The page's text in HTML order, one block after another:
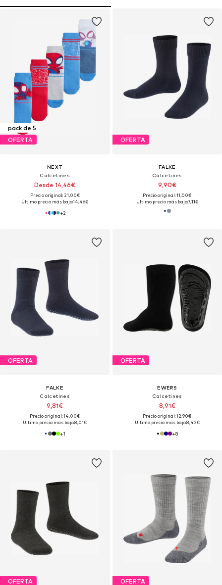
pack de 5
OFERTA
NEXT
Calcetines
Desde 14,46€
Precio original: 21,00€
Último precio más bajo:14,46€
+2
OFERTA
FALKE
Calcetines
9,90€
Precio original: 11,00€
Último precio más bajo:7,11€
OFERTA
FALKE
Calcetines
9,81€
Precio original: 14,00€
Último precio más bajo:8,01€
+1
OFERTA
EWERS
Calcetines
8,91€
Precio original: 12,90€
Último precio más bajo:8,42€
+8
OFERTA OFERTA